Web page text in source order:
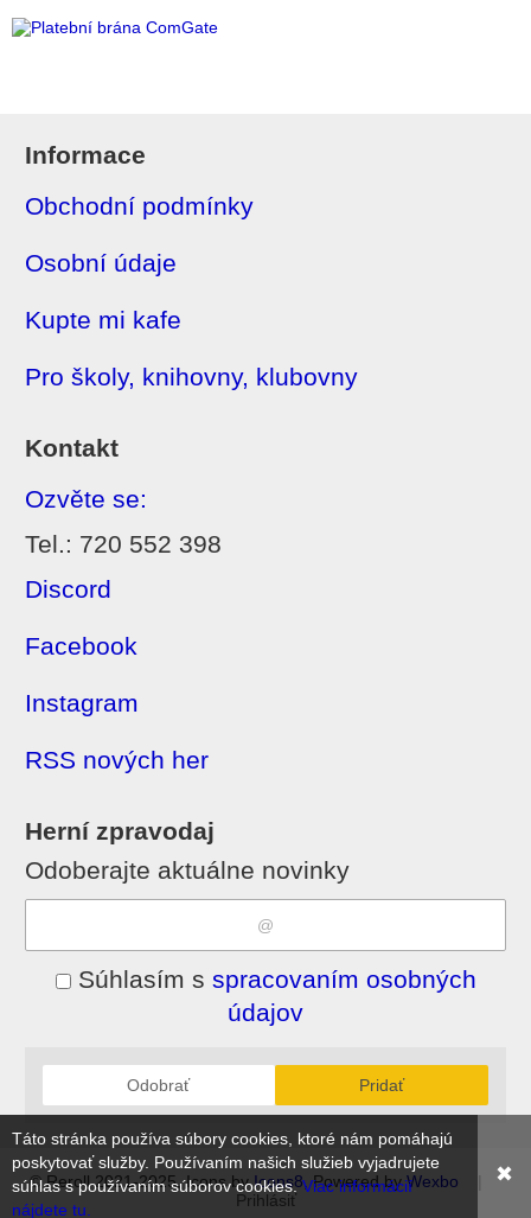
Informace
Obchodní podmínky
Osobní údaje
Kupte mi kafe
Pro školy, knihovny, klubovny
Kontakt
Ozvěte se:
Tel.: 720 552 398
Discord
Facebook
Instagram
RSS nových her
Herní zpravodaj
Odoberajte aktuálne novinky
Súhlasím s spracovaním osobných
údajov
Odobrať Pridať
© Reroll 2021-2025, Icons byIcons8, Powered byWexbo |
Prihlásiť
Táto stránka používa súbory cookies, ktoré nám pomáhajú
poskytovať služby. Používaním našich služieb vyjadrujete
súhlas s používaním súborov cookies.Viac informácií
nájdete tu.
✖